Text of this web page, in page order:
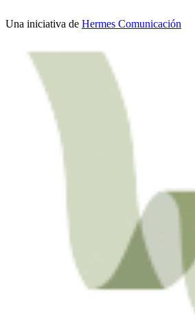
Una iniciativa de Hermes Comunicación